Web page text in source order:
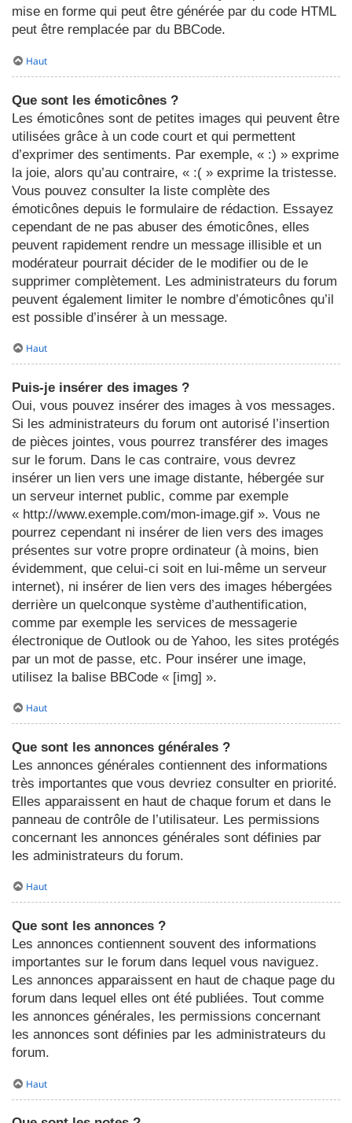
mise en forme qui peut être générée par du code HTML
peut être remplacée par du BBCode.
Haut
Que sont les émoticônes ?
Les émoticônes sont de petites images qui peuvent être
utilisées grâce à un code court et qui permettent
d’exprimer des sentiments. Par exemple, « :) » exprime
la joie, alors qu’au contraire, « :( » exprime la tristesse.
Vous pouvez consulter la liste complète des
émoticônes depuis le formulaire de rédaction. Essayez
cependant de ne pas abuser des émoticônes, elles
peuvent rapidement rendre un message illisible et un
modérateur pourrait décider de le modifier ou de le
supprimer complètement. Les administrateurs du forum
peuvent également limiter le nombre d’émoticônes qu’il
est possible d’insérer à un message.
Haut
Puis-je insérer des images ?
Oui, vous pouvez insérer des images à vos messages.
Si les administrateurs du forum ont autorisé l’insertion
de pièces jointes, vous pourrez transférer des images
sur le forum. Dans le cas contraire, vous devrez
insérer un lien vers une image distante, hébergée sur
un serveur internet public, comme par exemple
« http://www.exemple.com/mon-image.gif ». Vous ne
pourrez cependant ni insérer de lien vers des images
présentes sur votre propre ordinateur (à moins, bien
évidemment, que celui-ci soit en lui-même un serveur
internet), ni insérer de lien vers des images hébergées
derrière un quelconque système d’authentification,
comme par exemple les services de messagerie
électronique de Outlook ou de Yahoo, les sites protégés
par un mot de passe, etc. Pour insérer une image,
utilisez la balise BBCode « [img] ».
Haut
Que sont les annonces générales ?
Les annonces générales contiennent des informations
très importantes que vous devriez consulter en priorité.
Elles apparaissent en haut de chaque forum et dans le
panneau de contrôle de l’utilisateur. Les permissions
concernant les annonces générales sont définies par
les administrateurs du forum.
Haut
Que sont les annonces ?
Les annonces contiennent souvent des informations
importantes sur le forum dans lequel vous naviguez.
Les annonces apparaissent en haut de chaque page du
forum dans lequel elles ont été publiées. Tout comme
les annonces générales, les permissions concernant
les annonces sont définies par les administrateurs du
forum.
Haut